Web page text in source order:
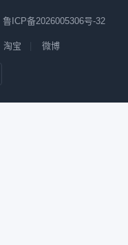
鲁ICP备2026005306号-32
淘宝 微博